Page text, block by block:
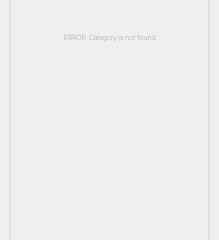
ERROR: Category is not found